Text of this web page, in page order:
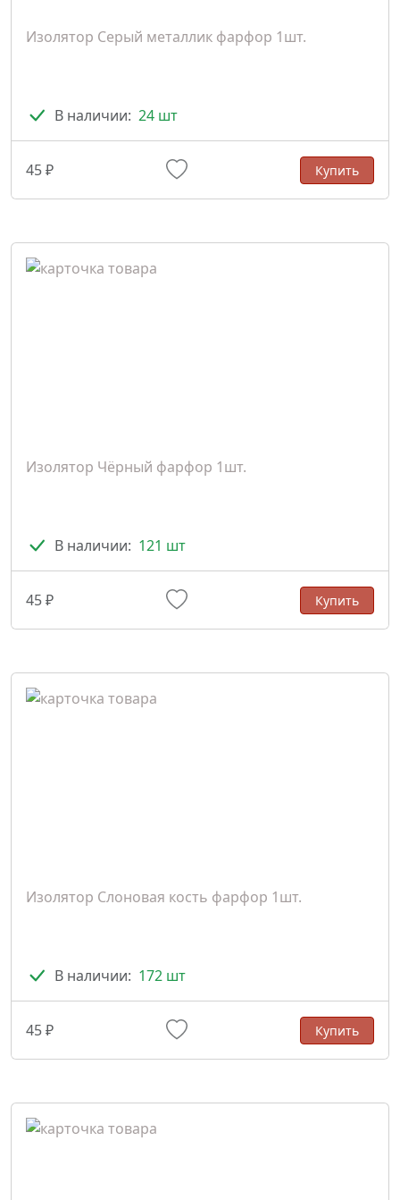
Изолятор Серый металлик фарфор 1шт.
В наличии: 24 шт
45 ₽ Купить
Изолятор Чёрный фарфор 1шт.
В наличии: 121 шт
45 ₽ Купить
Изолятор Слоновая кость фарфор 1шт.
В наличии: 172 шт
45 ₽ Купить